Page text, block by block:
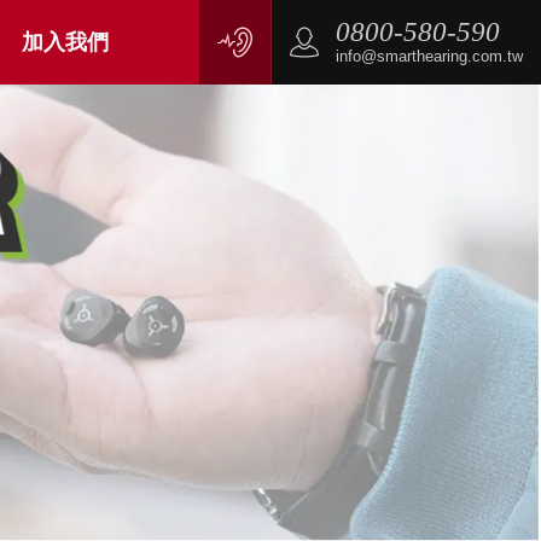
加入我們 0800-580-590
info@smarthearing.com.tw